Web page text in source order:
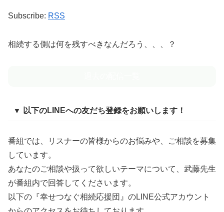
ヤ
Subscribe: RSS
相続する側は何を残すべきなんだろう、、、？
▼ 以下のLINEへの友だち登録をお願いします！
番組では、リスナーの皆様からのお悩みや、ご相談を募集
しています。
あなたのご相談や扱って欲しいテーマについて、武藤先生
が番組内で回答してくださいます。
以下の『幸せつなぐ相続応援団』のLINE公式アカウント